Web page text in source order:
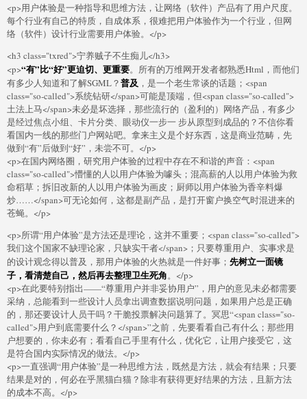
<p>用户体验是一种指导和思维方法，让网络（软件）产品有了用户尺度。
每个行业有自己的特质，自成体系，很难把用户体验作为一个行业，但网
络（软件）设计行业需要用户体验。</p>
<h3 class="txred">宁养贼子不生痴儿</h3>
<p>“有”比“好”更迫切、更重要。所有的万维网开发者都熟悉Html，而他们
有多少人知道和了解SGML？普及 ，是一个老生常谈的话题；<span
class="so-called">系统钻研</span>可能是顶端，但<span class="so-called">
土法上马</span>未必是坏选择，那些流行的（盈利的）网络产品，有多少
是经过焦点小组、卡片分类、眼动仪一步一 步从原型到成品的？不信你看
看国内一线的那些门户网站吧。拿来主义是个好东西，这是商业范畴，先
做到“有”后做到“好”，未尝不可。</p>
<p>在国内网络圈，研究用户体验的过程中存在不和谐的声音：<span
class="so-called">懵懂的人以用户体验为噱头；混高薪的人以用户体验为救
命稻草；拆旧改新的人以用户体验为画皮；厨师以用户体验为香辛料爆
炒……</span>可无论如何，这都是副产品，是打开窗户换空气时混进来的
苍蝇。</p>
<p>所谓“用户体验”是方法还是理论，这并不重要；<span class="so-called">
我们这个国家不缺理论家，只缺实干者</span>；只要尊重用户、实事求是
的设计观念得以普及，那用户体验的火热就是一件好事； 先树立一面镜
子，看清楚自己，然后再去整理卫生死角。</p>
<p>在此要特别指出——“尊重用户并非妥协用户”，用户的意见未必都需要
采纳，总能看到一些设计人员拿出调查数据说明问题，如果用户总是正确
的，那还要设计人员干吗？干脆投票解决问题算了。冥思“<span class="so-
called">用户到底需要什么？</span>”之前，先要看看自己有什么；那些用
户想要的，你未必有；看看自己手里有什么，优化它，让用户接受它，这
是符合国内实际情况的做法。</p>
<p>一直强调“用户体验”是一种思维方法，既然是方法，就会有结果；只要
结果是对的，何必在乎黑猫白猫？除非有获得更好结果的方法，且新方法
的成本不高。</p>